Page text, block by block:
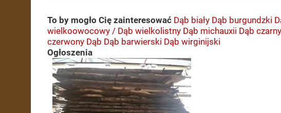
To by mogło Cię zainteresować Dąb biały Dąb burgundzki
wielkoowocowy / Dąb wielkolistny Dąb michauxii Dąb czarny
czerwony Dąb Dąb barwierski Dąb wirginijski
Ogłoszenia